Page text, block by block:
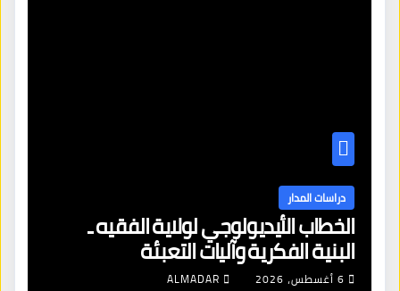
دراسات المدار
الخطاب الأيديولوجي لولاية الفقيه ـ
البنية الفكرية وآليات التعبئة
6 أغسطس، 2026 ALMADAR